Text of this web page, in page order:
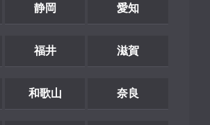
静岡 愛知
福井 滋賀
和歌山 奈良